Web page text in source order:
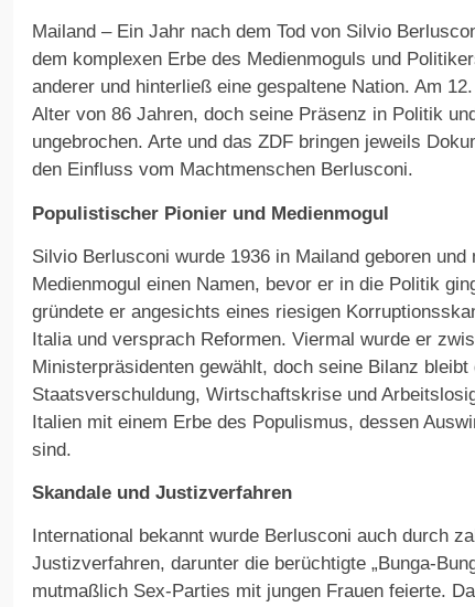
Mailand – Ein Jahr nach dem Tod von Silvio
dem komplexen Erbe des Medienmoguls und
anderer und hinterließ eine gespaltene Nation. Am
Alter von 86 Jahren, doch seine Präsenz in Politik
ungebrochen. Arte und das ZDF bringen jeweils
den Einfluss vom Machtmenschen Berlusconi.
Populistischer Pionier und Medienmogul
Silvio Berlusconi wurde 1936 in Mailand geboren
Medienmogul einen Namen, bevor er in die Politik
gründete er angesichts eines riesigen
Italia und versprach Reformen. Viermal wurde er
Ministerpräsidenten gewählt, doch seine Bilanz
Staatsverschuldung, Wirtschaftskrise und
Italien mit einem Erbe des Populismus, dessen
sind.
Skandale und Justizverfahren
International bekannt wurde Berlusconi auch durch
Justizverfahren, darunter die berüchtigte „Bunga-
mutmaßlich Sex-Parties mit jungen Frauen feierte.